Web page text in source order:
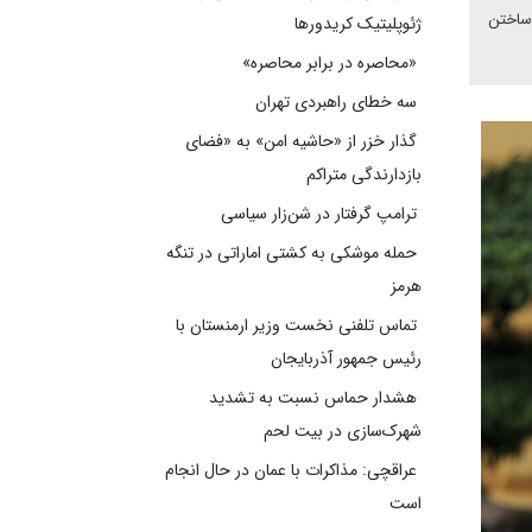
ساختن
ژئوپلیتیک کریدورها
«محاصره در برابر محاصره»
سه خطای راهبردی تهران
گذار خزر از «حاشیه امن» به «فضای
بازدارندگی متراکم
ترامپ گرفتار در شن‌زار سیاسی
حمله موشکی به کشتی اماراتی در تنگه
هرمز
تماس تلفنی نخست وزیر ارمنستان با
رئیس جمهور آذربایجان
هشدار حماس نسبت به تشدید
شهرک‌سازی در بیت‌ لحم
عراقچی: مذاکرات با عمان در حال انجام
است